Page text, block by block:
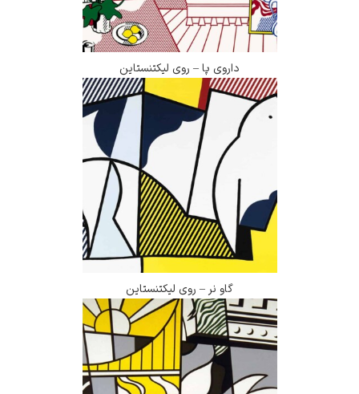
داروی پا – روی لیکتنستاین
گاو نر – روی لیکتنستاین